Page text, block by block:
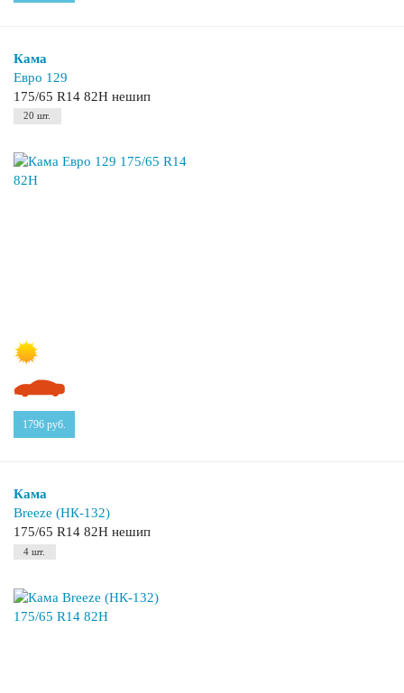
Кама
Евро 129
175/65 R14 82H нешип
20 шт.
1796 руб.
Кама
Breeze (НК-132)
175/65 R14 82H нешип
4 шт.